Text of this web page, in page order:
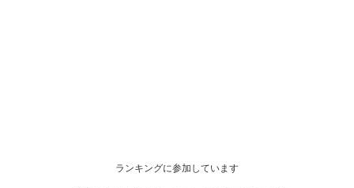
ランキングに参加しています